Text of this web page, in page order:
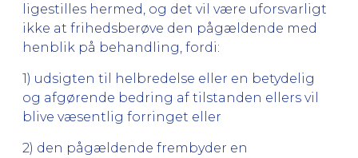
ligestilles hermed, og det vil være uforsvarligt
ikke at frihedsberøve den pågældende med
henblik på behandling, fordi:
1) udsigten til helbredelse eller en betydelig
og afgørende bedring af tilstanden ellers vil
blive væsentlig forringet eller
2) den pågældende frembyder en